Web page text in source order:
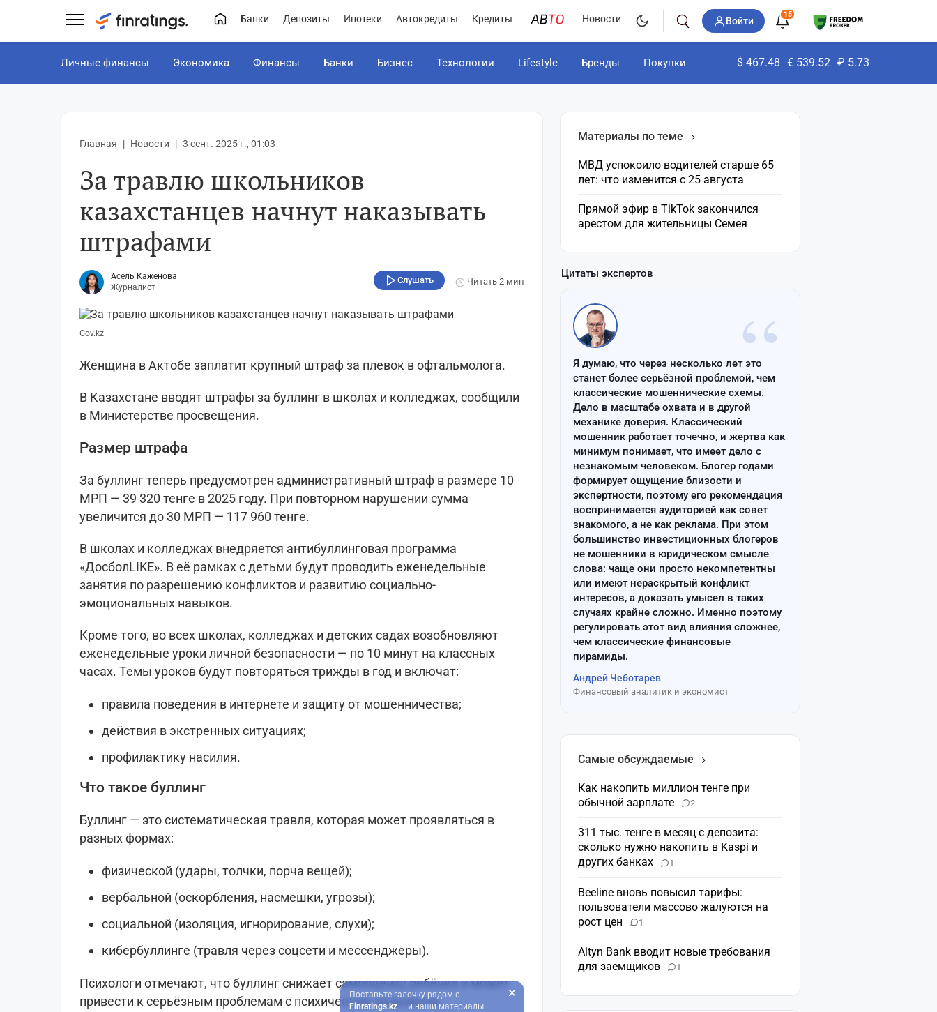
Банки Депозиты Ипотеки Автокредиты Кредиты Новости Войти
15
Личные финансы Экономика Финансы Банки Бизнес Технологии Lifestyle Бренды Покупки $ 467.48 € 539.52 ₽ 5.73
Главная Новости 3 сент. 2025 г., 01:03
За травлю школьников
казахстанцев начнут наказывать
штрафами
Асель Каженова
Журналист
Слушать Читать2 мин
Gov.kz
Женщина в Актобе заплатит крупный штраф за плевок в офтальмолога.
В Казахстане вводят штрафы за буллинг в школах и колледжах, сообщили
в Министерстве просвещения.
Размер штрафа
За буллинг теперь предусмотрен административный штраф в размере 10
МРП — 39 320 тенге в 2025 году. При повторном нарушении сумма
увеличится до 30 МРП — 117 960 тенге.
В школах и колледжах внедряется антибуллинговая программа
«ДосболLIKE». В её рамках с детьми будут проводить еженедельные
занятия по разрешению конфликтов и развитию социально-
эмоциональных навыков.
Кроме того, во всех школах, колледжах и детских садах возобновляют
еженедельные уроки личной безопасности — по 10 минут на классных
часах. Темы уроков будут повторяться трижды в год и включат:
правила поведения в интернете и защиту от мошенничества;
действия в экстренных ситуациях;
профилактику насилия.
Что такое буллинг
Буллинг — это систематическая травля, которая может проявляться в
разных формах:
физической (удары, толчки, порча вещей);
вербальной (оскорбления, насмешки, угрозы);
социальной (изоляция, игнорирование, слухи);
кибербуллинге (травля через соцсети и мессенджеры).
Психологи отмечают, что буллинг снижает самооценку ребёнка и может
привести к серьёзным проблемам с психическим здоровьем.
Поставьте галочку рядом с
Finratings.kz — и наши материалы
Материалы по теме
МВД успокоило водителей старше 65
лет: что изменится с 25 августа
Прямой эфир в TikTok закончился
арестом для жительницы Семея
Цитаты экспертов
“
Я думаю, что через несколько лет это
станет более серьёзной проблемой, чем
классические мошеннические схемы.
Дело в масштабе охвата и в другой
механике доверия. Классический
мошенник работает точечно, и жертва как
минимум понимает, что имеет дело с
незнакомым человеком. Блогер годами
формирует ощущение близости и
экспертности, поэтому его рекомендация
воспринимается аудиторией как совет
знакомого, а не как реклама. При этом
большинство инвестиционных блогеров
не мошенники в юридическом смысле
слова: чаще они просто некомпетентны
или имеют нераскрытый конфликт
интересов, а доказать умысел в таких
случаях крайне сложно. Именно поэтому
регулировать этот вид влияния сложнее,
чем классические финансовые
пирамиды.
Андрей Чеботарев
Финансовый аналитик и экономист
Самые обсуждаемые
Как накопить миллион тенге при
обычной зарплате
2
311 тыс. тенге в месяц с депозита:
сколько нужно накопить в Kaspi и
других банках
1
Beeline вновь повысил тарифы:
пользователи массово жалуются на
рост цен
1
Altyn Bank вводит новые требования
для заемщиков
1